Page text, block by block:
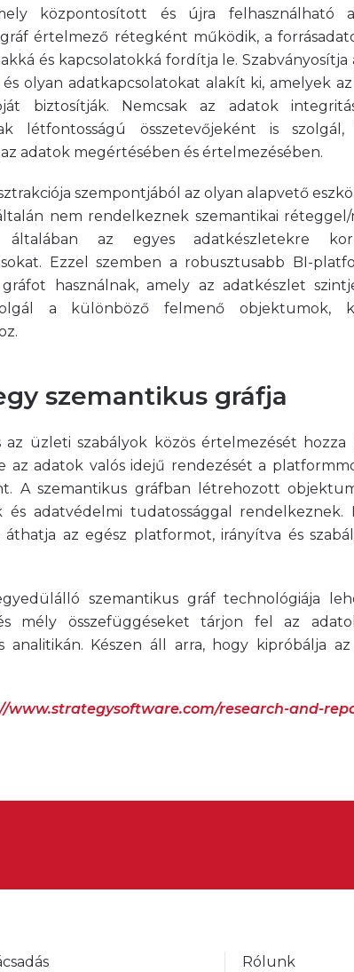
központosított és újra felhasználható
értelmező rétegként működik, a
és kapcsolatokká fordítja le.
olyan adatkapcsolatokat alakít ki, amelyek az
biztosítják. Nemcsak az adatok
létfontosságú összetevőjeként is
adatok megértésében és értelmezésében.
szempontjából az olyan alapvető
nem rendelkeznek szemantikai
általában az egyes adatkészletekre
Ezzel szemben a robusztusabb BI-
gráfot használnak, amely az adatkészlet
a különböző felmenő objektumok,
szemantikus gráfja
az üzleti szabályok közös értelmezését
az adatok valós idejű rendezését a
A szemantikus gráfban létrehozott
és adatvédelmi tudatossággal rendelkeznek.
áthatja az egész platformot, irányítva és
szemantikus gráf technológiája
mély összefüggéseket tárjon fel az
analitikán. Készen áll arra, hogy kipróbálja
www.strategysoftware.com/research-and-
Rólunk